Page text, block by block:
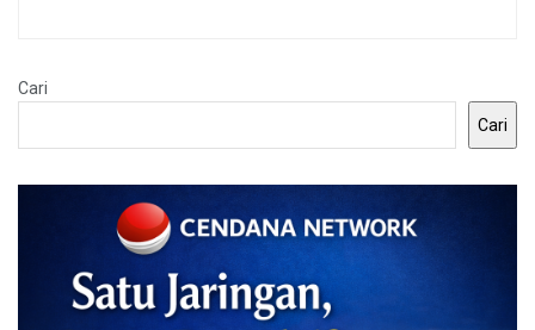
Cari
Cari